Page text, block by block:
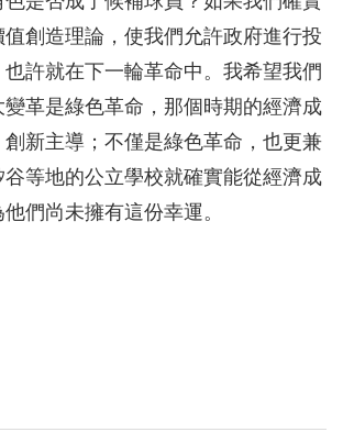
創造理論，使我們允許政府進行投
許就在下一輪革命中。我希望我們
革是綠色革命，那個時期的經濟成
新主導；不僅是綠色革命，也更兼
等地的公立學校就確實能從經濟成
們尚未擁有這份幸運。